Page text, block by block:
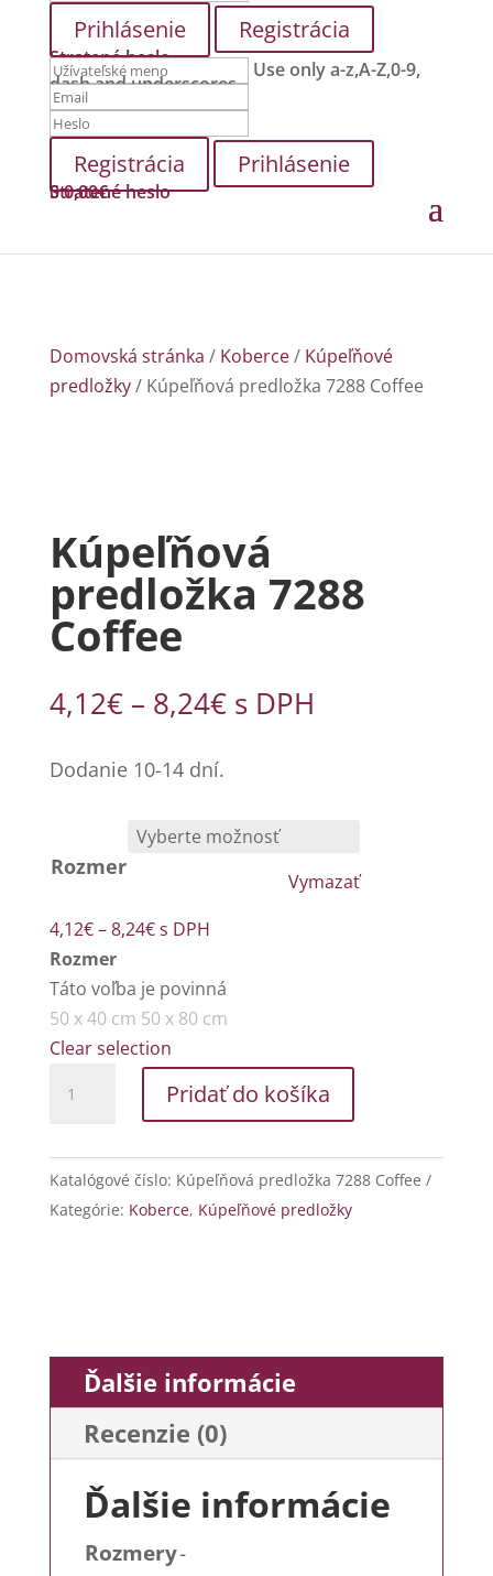
Registrácia
Stratené heslo Use only a-z,A-Z,0-9,
dash and underscores.
Prihlásenie
Stratené heslo
00,00€
Domovská stránka / Koberce/ Kúpeľňové
predložky/ Kúpeľňová predložka 7288 Coffee
Kúpeľňová
predložka 7288
Coffee
4,12€ – 8,24€Price
8,24€
s DPH
Dodanie 10-14 dní.
Rozmer
Vymazať
4,12€–8,24€Price
4,12€
through
8,24€
s DPH
Rozmer
Táto voľba je povinná
50 x 40 cm 50 x 80 cm
Clear selection
Kúpeľňová
7288
Coffee
Pridať do košíka
Katalógové číslo: Kúpeľňová predložka 7288 Coffee
Kategórie: Koberce, Kúpeľňové predložky
Ďalšie informácie
Recenzie (0)
Ďalšie informácie
Rozmery-